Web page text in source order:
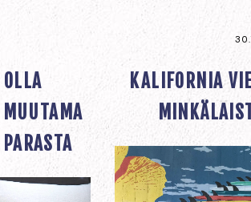
KALIFORNIA